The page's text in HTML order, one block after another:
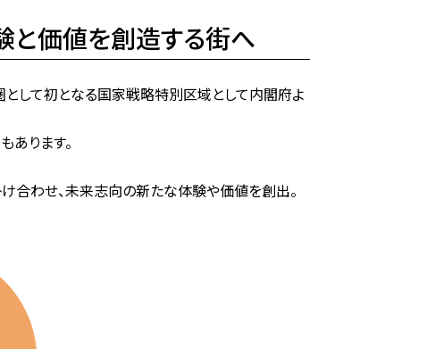
と価値を創造する街へ
として初となる国家戦略特別区域として内閣府よ
あります。
合わせ、未来志向の新たな体験や価値を創出。